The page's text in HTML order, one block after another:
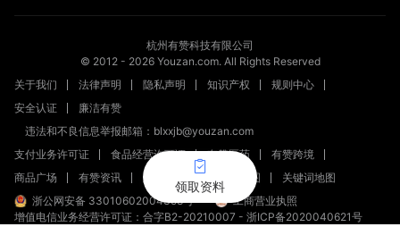
领取资料
杭州有赞科技有限公司
© 2012 - 2026Youzan.com. All Rights Reserved
关于我们
法律声明 隐私声明 知识产权
规则中心
安全认证
廉洁有赞
违法和不良信息举报邮箱：blxxjb@youzan.com
支付业务许可证
食品经营许可证 有赞医药
有赞跨境
商品广场
有赞资讯 新零售文章 站点地图
关键词地图
浙公网安备 33010602004358号
工商营业执照
增值电信业务经营许可证：合字B2-20210007 - 浙ICP备2020040621号